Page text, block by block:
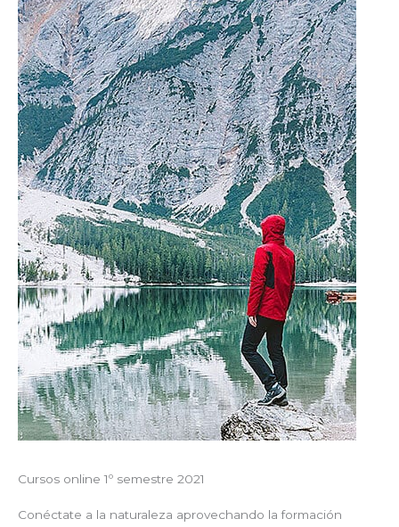
Cursos online 1º semestre 2021
Conéctate a la naturaleza aprovechando la formación